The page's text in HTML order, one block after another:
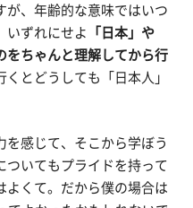
が、年齢的な意味ではいつ
いずれにせよ
「日本」や
をちゃんと理解してから行
くとどうしても「日本人」
を感じて、そこから学ぼう
ついてもプライドを持って
よくて。だから僕の場合は